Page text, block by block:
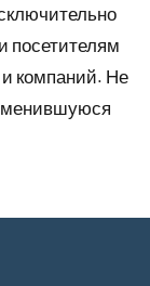
посетителям
компаний. Не